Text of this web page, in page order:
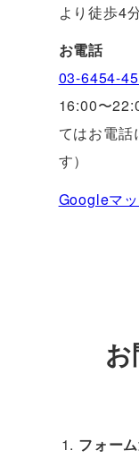
より徒歩4
お電話
03-6454-
16:00〜
てはお電話
す）
Googleマ
フォー